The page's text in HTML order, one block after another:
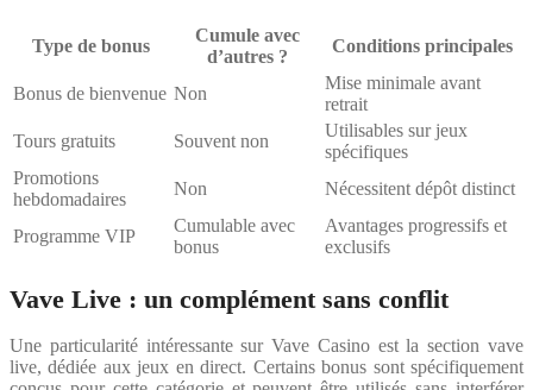
Type de bonus
Cumule avec
d’autres ?
Conditions principales
Bonus de bienvenue Non
Mise minimale avant
retrait
Tours gratuits
Souvent non
Utilisables sur jeux
spécifiques
Promotions
hebdomadaires
Non Nécessitent dépôt distinct
Programme VIP
Cumulable avec
bonus
Avantages progressifs et
exclusifs
Vave Live : un complément sans conflit
Une particularité intéressante sur Vave Casino est la section vave
live, dédiée aux jeux en direct. Certains bonus sont spécifiquement